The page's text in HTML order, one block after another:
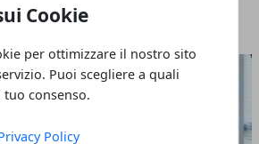
Cookie
per ottimizzare il nostro sito
Puoi scegliere a quali
consenso.
Policy
un condominio